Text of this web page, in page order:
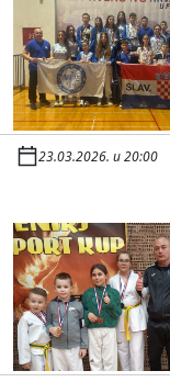
23.03.2026. u 20:00